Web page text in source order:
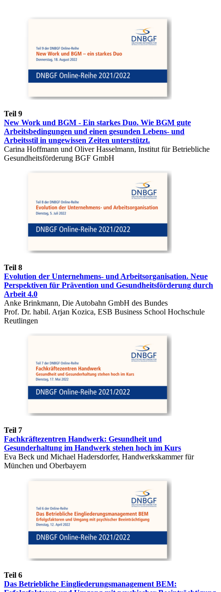
Teil 9
New Work und BGM - Ein starkes Duo. Wie BGM gute
Arbeitsbedingungen und einen gesunden Lebens- und
Arbeitsstil in ungewissen Zeiten unterstützt.
Carina Hoffmann und Oliver Hasselmann, Institut für Betriebliche
Gesundheitsförderung BGF GmbH
Teil 8
Evolution der Unternehmens- und Arbeitsorganisation. Neue
Perspektiven für Prävention und Gesundheitsförderung durch
Arbeit 4.0
Anke Brinkmann, Die Autobahn GmbH des Bundes
Prof. Dr. habil. Arjan Kozica, ESB Business School Hochschule
Reutlingen
Teil 7
Fachkräftezentren Handwerk: Gesundheit und
Gesunderhaltung im Handwerk stehen hoch im Kurs
Eva Beck und Michael Hadersdorfer, Handwerkskammer für
München und Oberbayern
Teil 6
Das Betriebliche Eingliederungsmanagement BEM: